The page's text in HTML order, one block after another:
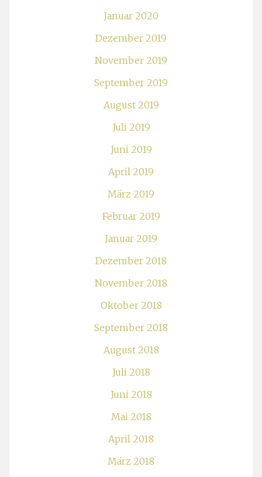
Januar 2020
Dezember 2019
November 2019
September 2019
August 2019
Juli 2019
Juni 2019
April 2019
März 2019
Februar 2019
Januar 2019
Dezember 2018
November 2018
Oktober 2018
September 2018
August 2018
Juli 2018
Juni 2018
Mai 2018
April 2018
März 2018